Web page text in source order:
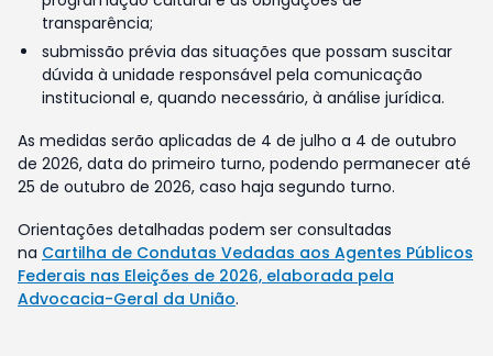
transparência;
submissão prévia das situações que possam suscitar
dúvida à unidade responsável pela comunicação
institucional e, quando necessário, à análise jurídica.
As medidas serão aplicadas de 4 de julho a 4 de outubro
de 2026, data do primeiro turno, podendo permanecer até
25 de outubro de 2026, caso haja segundo turno.
Orientações detalhadas podem ser consultadas
na Cartilha de Condutas Vedadas aos Agentes Públicos
Federais nas Eleições de 2026, elaborada pela
Advocacia-Geral da União.